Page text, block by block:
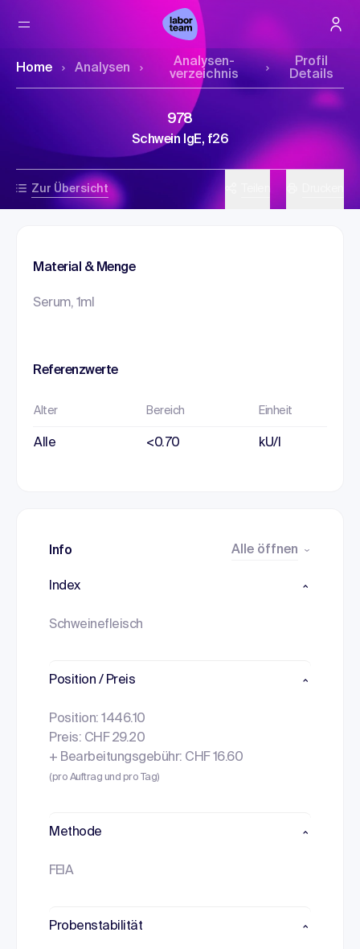
Home Analysen
Analysen­
verzeichnis
Profil
Details
Zur Übersicht
978
Schwein IgE, f26
Material & Menge
Serum, 1ml
Referenzwerte
Alter Bereich Einheit
Alle <0.70 kU/l
Info Alle öffnen
Index
Schweinefleisch
Position / Preis
Position: 1446.10
Preis: CHF 29.20
+ Bearbeitungsgebühr: CHF 16.60
(pro Auftrag und pro Tag)
Methode
FEIA
Probenstabilität